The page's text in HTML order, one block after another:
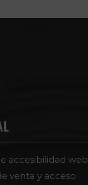
accesibilidad web
venta y acceso